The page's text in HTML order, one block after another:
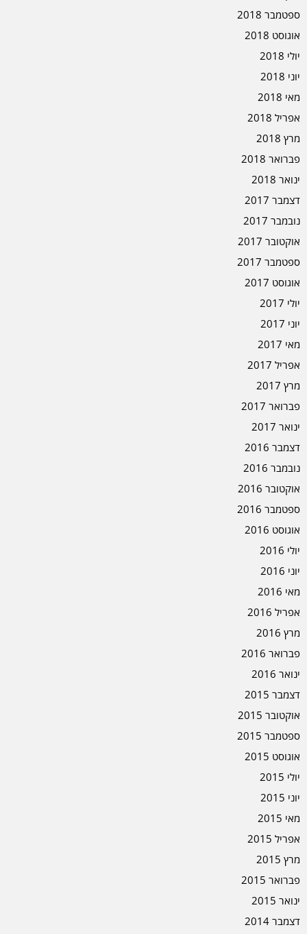
ספטמבר 2018
אוגוסט 2018
יולי 2018
יוני 2018
מאי 2018
אפריל 2018
מרץ 2018
פברואר 2018
ינואר 2018
דצמבר 2017
נובמבר 2017
אוקטובר 2017
ספטמבר 2017
אוגוסט 2017
יולי 2017
יוני 2017
מאי 2017
אפריל 2017
מרץ 2017
פברואר 2017
ינואר 2017
דצמבר 2016
נובמבר 2016
אוקטובר 2016
ספטמבר 2016
אוגוסט 2016
יולי 2016
יוני 2016
מאי 2016
אפריל 2016
מרץ 2016
פברואר 2016
ינואר 2016
דצמבר 2015
אוקטובר 2015
ספטמבר 2015
אוגוסט 2015
יולי 2015
יוני 2015
מאי 2015
אפריל 2015
מרץ 2015
פברואר 2015
ינואר 2015
דצמבר 2014